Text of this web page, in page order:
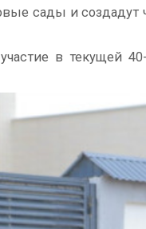
сады и
в текущей